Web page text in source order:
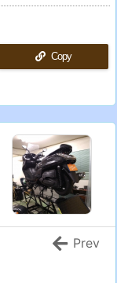
Copy
Prev